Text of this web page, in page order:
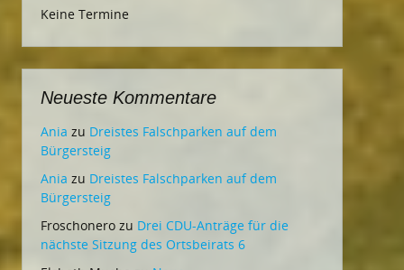
Keine Termine
Neueste Kommentare
Ania zu Dreistes Falschparken auf dem
Bürgersteig
Ania zu Dreistes Falschparken auf dem
Bürgersteig
Froschonero zu Drei CDU-Anträge für die
nächste Sitzung des Ortsbeirats 6